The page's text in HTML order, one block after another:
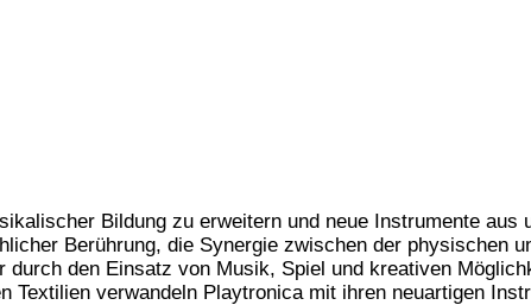
Bildung zu erweitern und neue Instrumente
Berührung, die Synergie zwischen der physischen
den Einsatz von Musik, Spiel und kreativen
verwandeln Playtronica mit ihren neuartigen